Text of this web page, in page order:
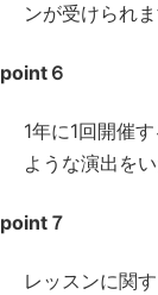
ンが受けられ
point６
1年に1回開催
ような演出をい
point７
レッスンに関